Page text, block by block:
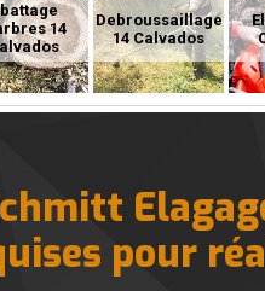
14
Debroussaillage
14 Calvados
pour